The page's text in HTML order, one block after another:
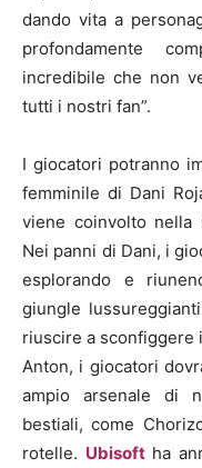
dando vita a
profondamente
incredibile che non
tutti i nostri fan”.
I giocatori potranno
femminile di Dani
viene coinvolto nella
Nei panni di Dani, i
esplorando e
giungle
riuscire a sconfiggere
Anton, i giocatori
ampio arsenale di
bestiali, come
rotelle. Ubisoftha